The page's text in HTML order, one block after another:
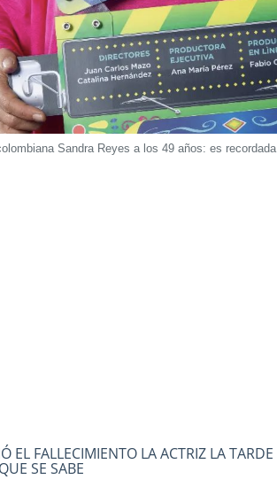
Sandra Reyes a los 49 años: es
EL FALLECIMIENTO LA ACTRIZ LA
SE SABE